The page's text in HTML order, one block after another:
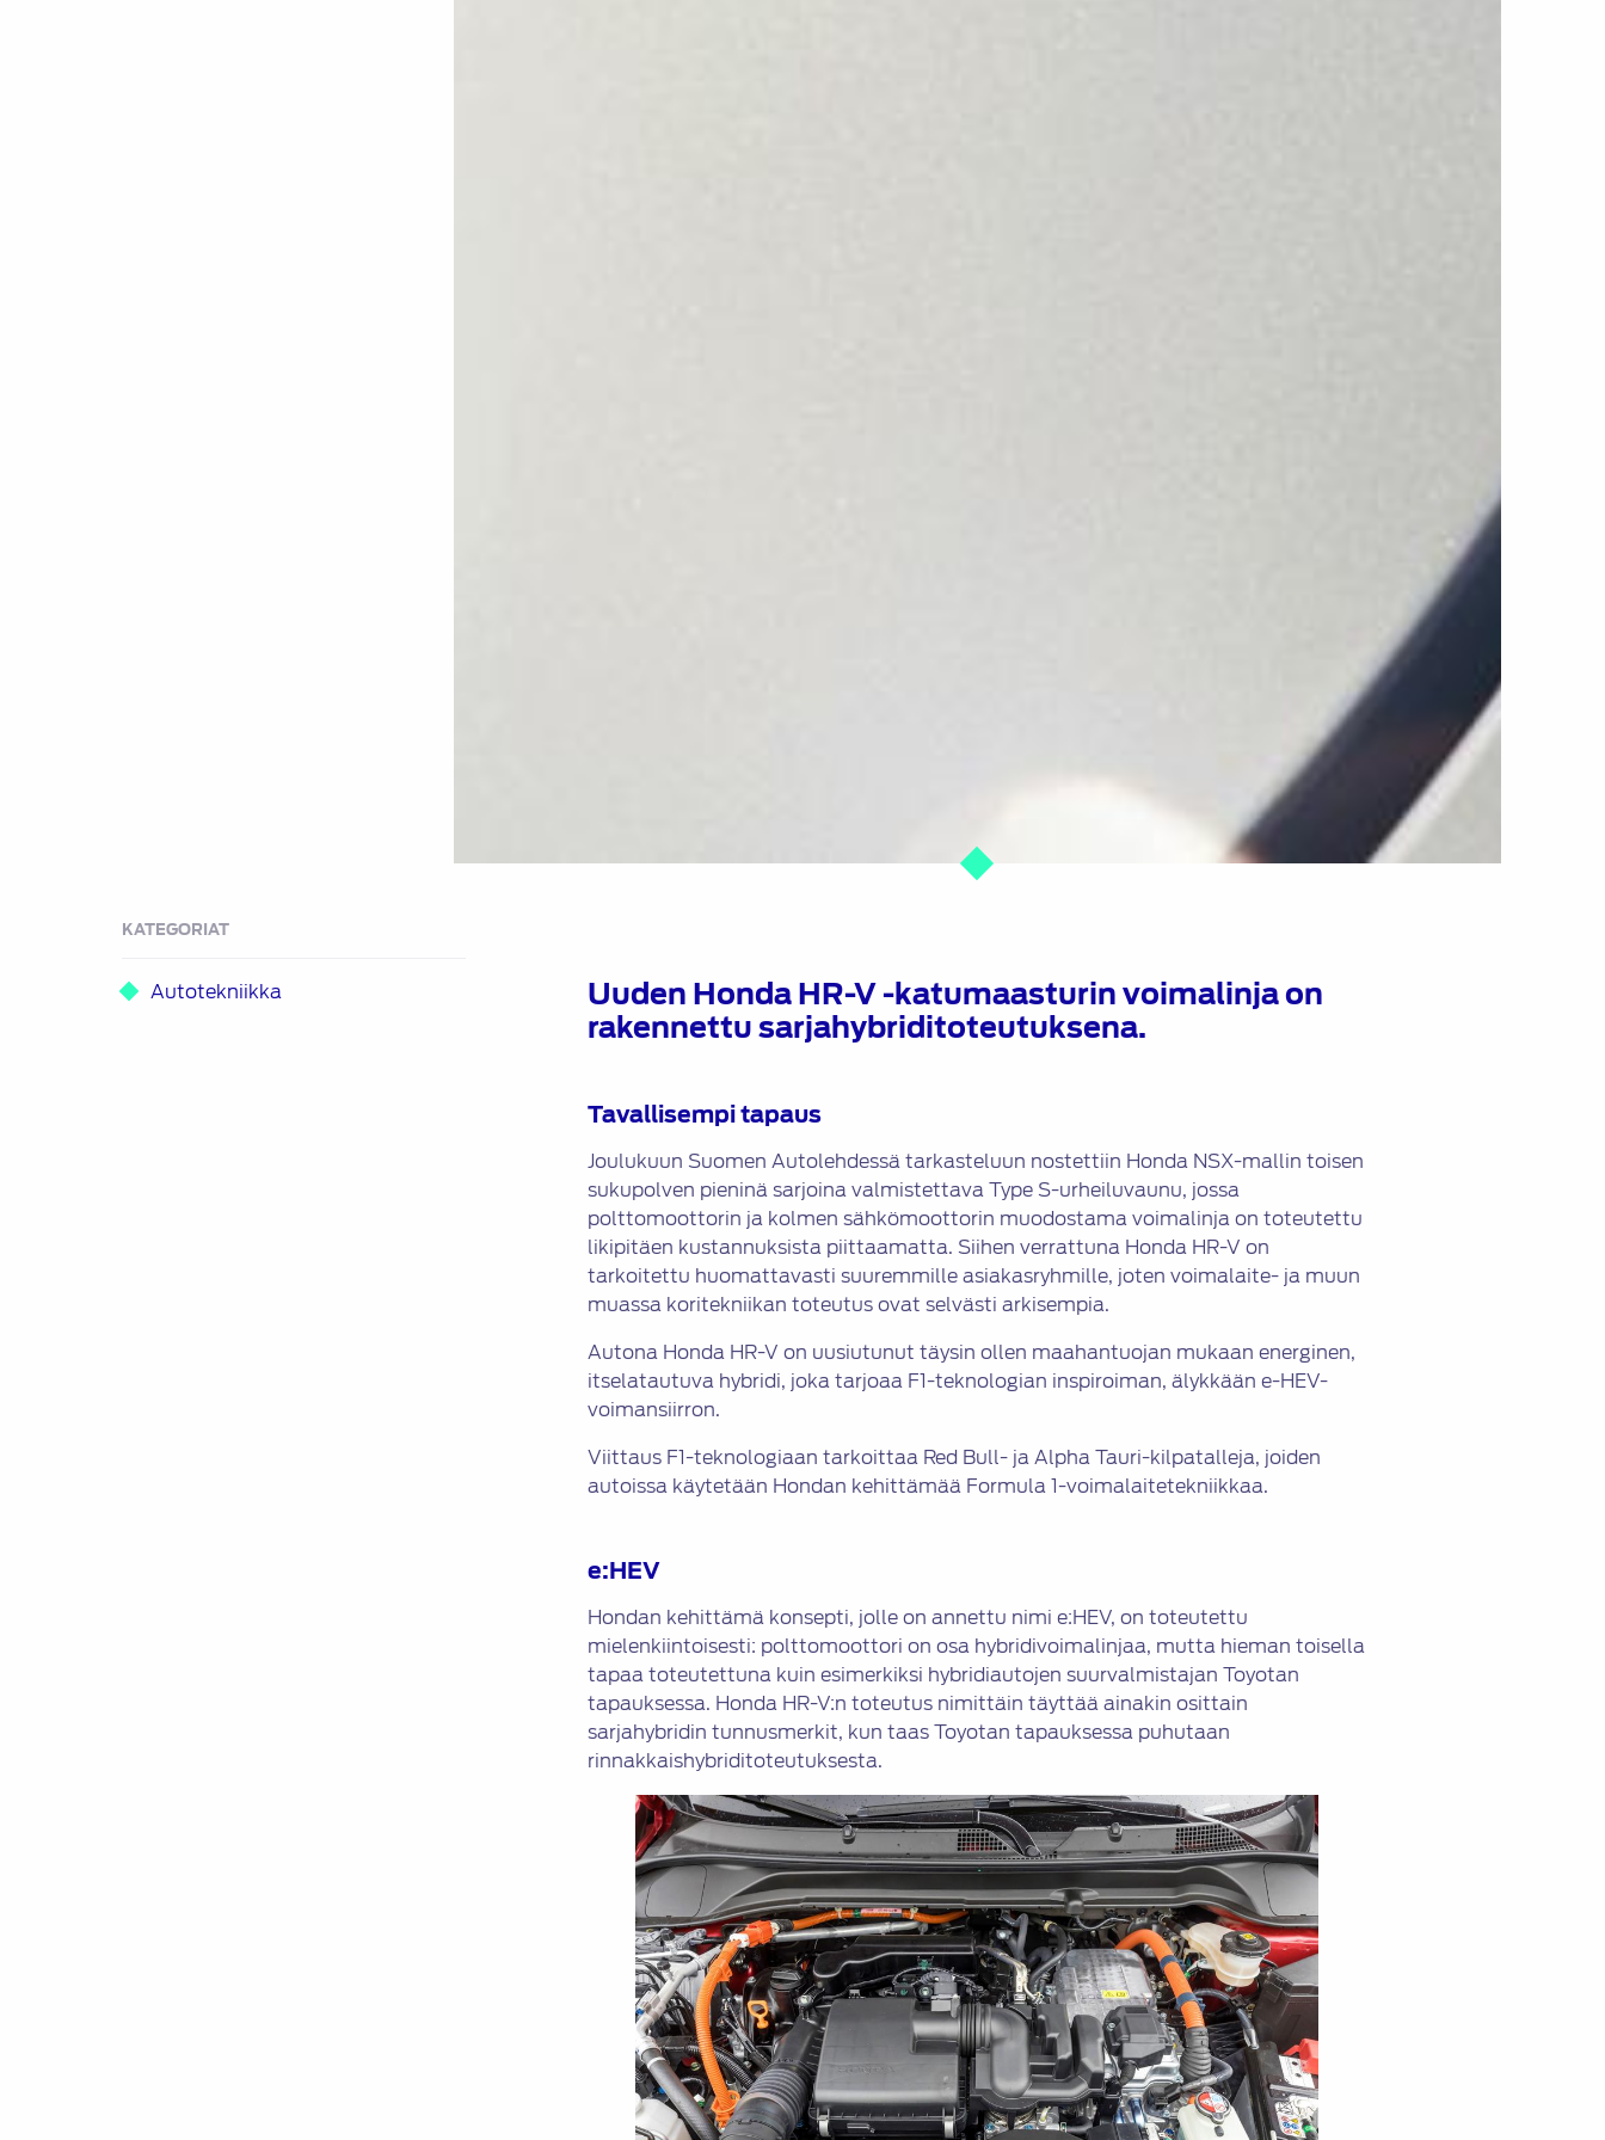
KATEGORIAT
Autotekniikka
Uuden Honda HR-V -katumaasturin voimalinja on
rakennettu sarjahybriditoteutuksena.
Tavallisempi tapaus
Joulukuun Suomen Autolehdessä tarkasteluun nostettiin Honda NSX-mallin toisen
sukupolven pieninä sarjoina valmistettava Type S-urheiluvaunu, jossa
polttomoottorin ja kolmen sähkömoottorin muodostama voimalinja on toteutettu
likipitäen kustannuksista piittaamatta. Siihen verrattuna Honda HR-V on
tarkoitettu huomattavasti suuremmille asiakasryhmille, joten voimalaite- ja muun
muassa koritekniikan toteutus ovat selvästi arkisempia.
Autona Honda HR-V on uusiutunut täysin ollen maahantuojan mukaan energinen,
itselatautuva hybridi, joka tarjoaa F1-teknologian inspiroiman, älykkään e-HEV-
voimansiirron.
Viittaus F1-teknologiaan tarkoittaa Red Bull- ja Alpha Tauri-kilpatalleja, joiden
autoissa käytetään Hondan kehittämää Formula 1-voimalaitetekniikkaa.
e:HEV
Hondan kehittämä konsepti, jolle on annettu nimi e:HEV, on toteutettu
mielenkiintoisesti: polttomoottori on osa hybridivoimalinjaa, mutta hieman toisella
tapaa toteutettuna kuin esimerkiksi hybridiautojen suurvalmistajan Toyotan
tapauksessa. Honda HR-V:n toteutus nimittäin täyttää ainakin osittain
sarjahybridin tunnusmerkit, kun taas Toyotan tapauksessa puhutaan
rinnakkaishybriditoteutuksesta.